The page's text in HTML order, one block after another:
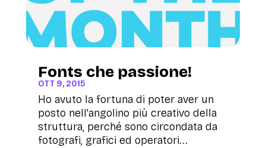
Fonts che passione!
OTT 9, 2015
Ho avuto la fortuna di poter aver un
posto nell'angolino più creativo della
struttura, perché sono circondata da
fotografi, grafici ed operatori...